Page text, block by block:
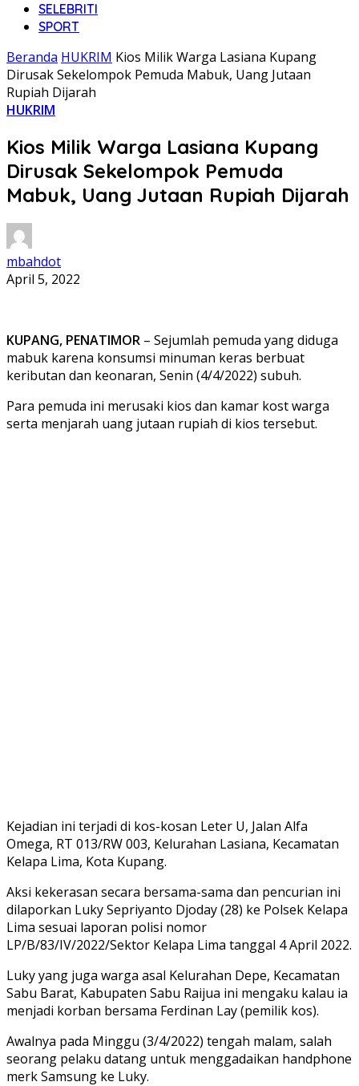
SELEBRITI
SPORT
Beranda HUKRIM Kios Milik Warga Lasiana Kupang
Dirusak Sekelompok Pemuda Mabuk, Uang Jutaan
Rupiah Dijarah
HUKRIM
Kios Milik Warga Lasiana Kupang
Dirusak Sekelompok Pemuda
Mabuk, Uang Jutaan Rupiah Dijarah
mbahdot
April 5, 2022
KUPANG, PENATIMOR – Sejumlah pemuda yang diduga
mabuk karena konsumsi minuman keras berbuat
keributan dan keonaran, Senin (4/4/2022) subuh.
Para pemuda ini merusaki kios dan kamar kost warga
serta menjarah uang jutaan rupiah di kios tersebut.
Kejadian ini terjadi di kos-kosan Leter U, Jalan Alfa
Omega, RT 013/RW 003, Kelurahan Lasiana, Kecamatan
Kelapa Lima, Kota Kupang.
Aksi kekerasan secara bersama-sama dan pencurian ini
dilaporkan Luky Sepriyanto Djoday (28) ke Polsek Kelapa
Lima sesuai laporan polisi nomor
LP/B/83/IV/2022/Sektor Kelapa Lima tanggal 4 April 2022.
Luky yang juga warga asal Kelurahan Depe, Kecamatan
Sabu Barat, Kabupaten Sabu Raijua ini mengaku kalau ia
menjadi korban bersama Ferdinan Lay (pemilik kos).
Awalnya pada Minggu (3/4/2022) tengah malam, salah
seorang pelaku datang untuk menggadaikan handphone
merk Samsung ke Luky.